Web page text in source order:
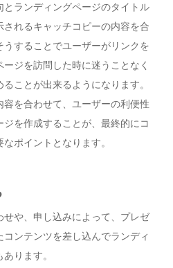
ランディングページのタイトル
れるキャッチコピーの内容を合
することでユーザーがリンクを
ジを訪問した時に迷うことなく
ことが出来るようになります。
容を合わせて、ユーザーの利便性
を作成することが、最終的にコ
ポイントとなります。
や、申し込みによって、プレゼ
ンテンツを差し込んでランディ
ります。